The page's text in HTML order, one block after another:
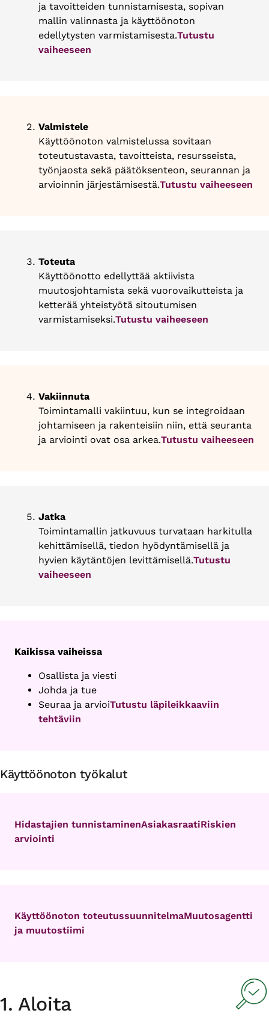
ja tavoitteiden tunnistamisesta, sopivan
mallin valinnasta ja käyttöönoton
edellytysten varmistamisesta.Tutustu
vaiheeseen
Valmistele
Käyttöönoton valmistelussa sovitaan
toteutustavasta, tavoitteista, resursseista,
työnjaosta sekä päätöksenteon, seurannan ja
arvioinnin järjestämisestä.Tutustu vaiheeseen
Toteuta
Käyttöönotto edellyttää aktiivista
muutosjohtamista sekä vuorovaikutteista ja
ketterää yhteistyötä sitoutumisen
varmistamiseksi.Tutustu vaiheeseen
Vakiinnuta
Toimintamalli vakiintuu, kun se integroidaan
johtamiseen ja rakenteisiin niin, että seuranta
ja arviointi ovat osa arkea.Tutustu vaiheeseen
Jatka
Toimintamallin jatkuvuus turvataan harkitulla
kehittämisellä, tiedon hyödyntämisellä ja
hyvien käytäntöjen levittämisellä.Tutustu
vaiheeseen
Kaikissa vaiheissa
Osallista ja viesti
Johda ja tue
Seuraa ja arvioiTutustu läpileikkaaviin
tehtäviin
Käyttöönoton työkalut
Hidastajien tunnistaminenAsiakasraatiRiskien
arviointi
Käyttöönoton toteutussuunnitelmaMuutosagentti
ja muutostiimi
1. Aloita